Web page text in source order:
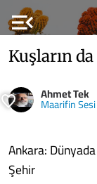
menu_open
Kuşların
Ahmet Tek
Maarifin Sesi
Ankara:
Şehir